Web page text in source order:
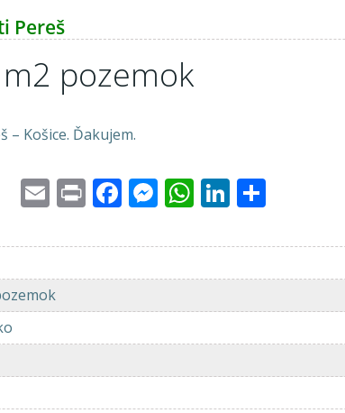
Pereš
pozemok
Košice. Ďakujem.
EmailPrintFacebook
Messenger
WhatsApp
LinkedIn